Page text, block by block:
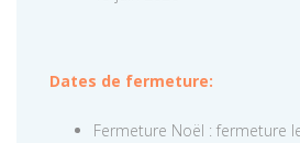
Dates de fermeture:
Fermeture Noël : fermeture